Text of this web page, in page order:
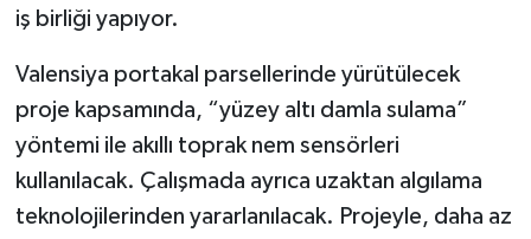
iş birliği yapıyor.
Valensiya portakal parsellerinde yürütülecek
proje kapsamında, “yüzey altı damla sulama”
yöntemi ile akıllı toprak nem sensörleri
kullanılacak. Çalışmada ayrıca uzaktan algılama
teknolojilerinden yararlanılacak. Projeyle, daha az